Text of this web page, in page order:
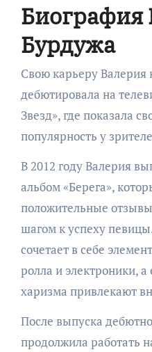
Биография
Бурдужа
Свою карьеру Валерия
дебютировала на
Звезд», где показала
популярность у
В 2012 году Валерия
альбом «Берега»,
положительные
шагом к успеху
сочетает в себе
ролла и электроники,
харизма привлекают
После выпуска
продолжила работать